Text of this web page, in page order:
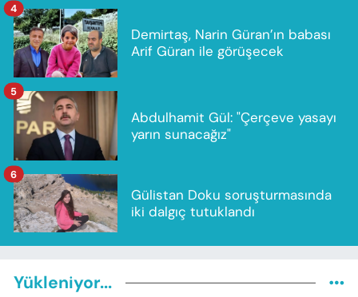
Demirtaş, Narin Güran’ın babası
Arif Güran ile görüşecek
4
Abdulhamit Gül: "Çerçeve yasayı
yarın sunacağız"
5
Gülistan Doku soruşturmasında
iki dalgıç tutuklandı
6
Yükleniyor...